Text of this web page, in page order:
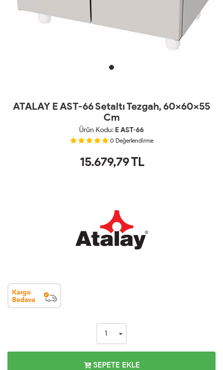
ATALAY E AST-66 Setaltı Tezgah, 60x60x55
Cm
Ürün Kodu: E AST-66
0 Değerlendirme
15.679,79TL
SEPETE EKLE